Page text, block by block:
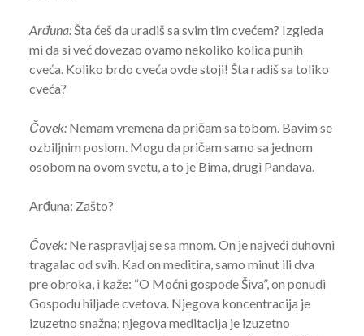
Arđuna:Šta ćeš da uradiš sa svim tim cvećem? Izgleda
mi da si već dovezao ovamo nekoliko kolica punih
cveća. Koliko brdo cveća ovde stoji! Šta radiš sa toliko
cveća?
Čovek:Nemam vremena da pričam sa tobom. Bavim se
ozbiljnim poslom. Mogu da pričam samo sa jednom
osobom na ovom svetu, a to je Bima, drugi Pandava.
Arđuna: Zašto?
Čovek:Ne raspravljaj se sa mnom. On je najveći duhovni
tragalac od svih. Kad on meditira, samo minut ili dva
pre obroka, i kaže: “O Moćni gospode Šiva”, on ponudi
Gospodu hiljade cvetova. Njegova koncentracija je
izuzetno snažna; njegova meditacija je izuzetno